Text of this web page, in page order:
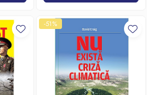
-51%